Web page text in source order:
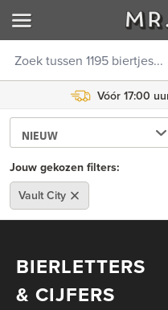
Vóór 17:00
Jouw gekozen filters:
Vault City
BIERLETTERS
& CIJFERS